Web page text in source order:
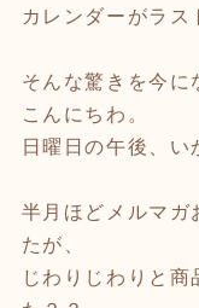
カレンダーがラス
そんな驚きを今に
こんにちわ。
日曜日の午後、い
半月ほどメルマガ
たが、
じわりじわりと